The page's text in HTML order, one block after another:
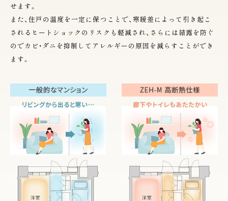
せます。
また、住戸の温度を一定に保つことで、寒暖差によって引き起こ
されるヒートショックのリスクも軽減され、さらには結露を防ぐ
のでカビ・ダニを抑制してアレルギーの原因を減らすことができ
ます。